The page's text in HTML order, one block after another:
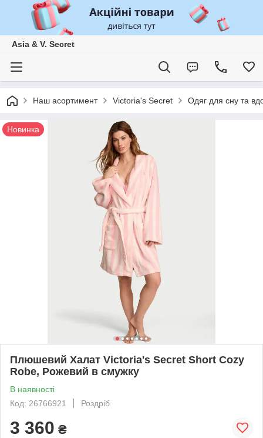
Asia & V. Secret
Наш асортимент Victoria's Secret Одяг для сну та
Новинка
Плюшевий Халат Victoria's Secret Short Cozy
Robe, Рожевий в смужку
В наявності
Код: 26766921
Роздріб
3 360 ₴